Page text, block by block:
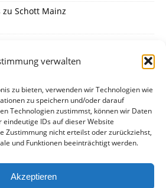
verwalten
zu bieten, verwenden wir Technologien wie
zu speichern und/oder darauf
Technologien zustimmst, können wir Daten
IDs auf dieser Website
Zustimmung nicht erteilst oder zurückziehst,
und Funktionen beeinträchtigt werden.
Akzeptieren
zu Schott Mainz
tickt Björn!